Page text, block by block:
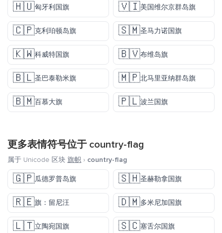
🇭🇺匈牙利国旗 🇻🇮美国维尔京群岛旗
🇨🇵克利珀顿岛旗 🇸🇲圣马力诺国旗
🇰🇼科威特国旗 🇧🇻布维岛旗
🇧🇱圣巴泰勒米旗 🇲🇵北马里亚纳群岛旗
🇧🇲百慕大旗 🇵🇱波兰国旗
更多表情符号位于 country-flag
属于 Unicode 区块 旗帜 › country-flag
🇬🇵瓜德罗普岛旗 🇸🇭圣赫勒拿国旗
🇷🇪旗：留尼汪 🇩🇲多米尼加国旗
🇱🇹立陶宛国旗 🇸🇨塞舌尔国旗